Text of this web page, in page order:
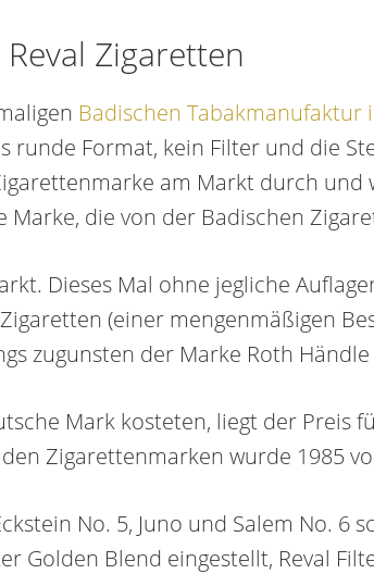
Zigaretten
Badischen Tabakmanufaktur
runde Format, kein Filter und die
am Markt durch
Marke, die von der Badischen
Dieses Mal ohne jegliche
(einer mengenmäßigen
zugunsten der Marke Roth
Mark kosteten, liegt der Preis
Zigarettenmarken wurde 1985
No. 5, Juno und Salem No. 6
Golden Blend eingestellt, Reval